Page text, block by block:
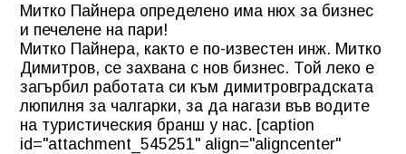
Митко Пайнера определено има нюх за бизнес
и печелене на пари!
Митко Пайнера, както е по-известен инж. Митко
Димитров, се захвана с нов бизнес. Той леко е
загърбил работата си към димитровградската
люпилня за чалгарки, за да нагази във водите
на туристическия бранш у нас. [caption
id="attachment_545251" align="aligncenter"